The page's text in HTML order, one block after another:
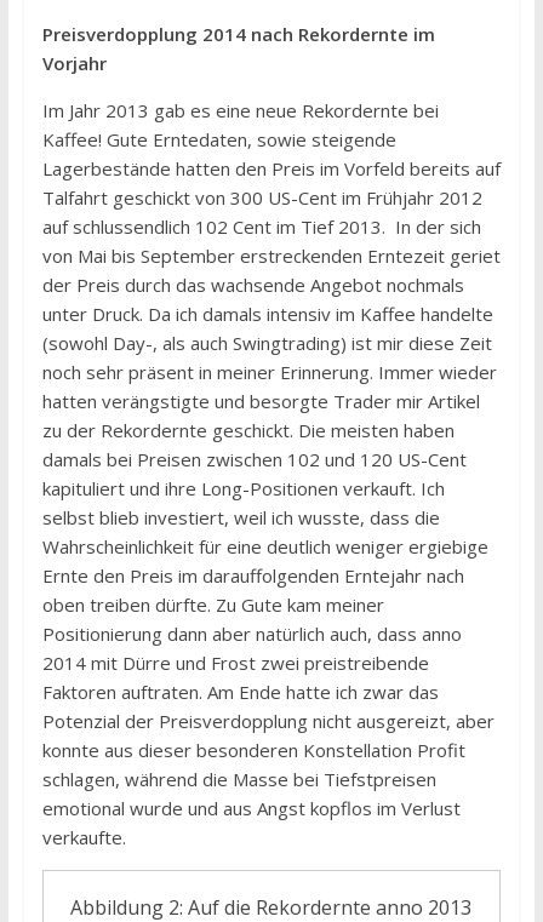
Preisverdopplung 2014 nach Rekordernte im
Vorjahr
Im Jahr 2013 gab es eine neue Rekordernte bei
Kaffee! Gute Erntedaten, sowie steigende
Lagerbestände hatten den Preis im Vorfeld bereits auf
Talfahrt geschickt von 300 US-Cent im Frühjahr 2012
auf schlussendlich 102 Cent im Tief 2013. In der sich
von Mai bis September erstreckenden Erntezeit geriet
der Preis durch das wachsende Angebot nochmals
unter Druck. Da ich damals intensiv im Kaffee handelte
(sowohl Day-, als auch Swingtrading) ist mir diese Zeit
noch sehr präsent in meiner Erinnerung. Immer wieder
hatten verängstigte und besorgte Trader mir Artikel
zu der Rekordernte geschickt. Die meisten haben
damals bei Preisen zwischen 102 und 120 US-Cent
kapituliert und ihre Long-Positionen verkauft. Ich
selbst blieb investiert, weil ich wusste, dass die
Wahrscheinlichkeit für eine deutlich weniger ergiebige
Ernte den Preis im darauffolgenden Erntejahr nach
oben treiben dürfte. Zu Gute kam meiner
Positionierung dann aber natürlich auch, dass anno
2014 mit Dürre und Frost zwei preistreibende
Faktoren auftraten. Am Ende hatte ich zwar das
Potenzial der Preisverdopplung nicht ausgereizt, aber
konnte aus dieser besonderen Konstellation Profit
schlagen, während die Masse bei Tiefstpreisen
emotional wurde und aus Angst kopflos im Verlust
verkaufte.
Abbildung 2: Auf die Rekordernte anno 2013